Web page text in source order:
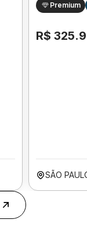
Premium
R$
SÃO